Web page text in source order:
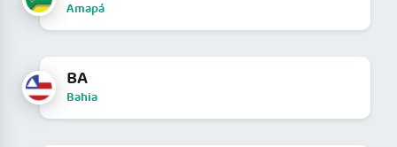
Amapá
BA
Bahia